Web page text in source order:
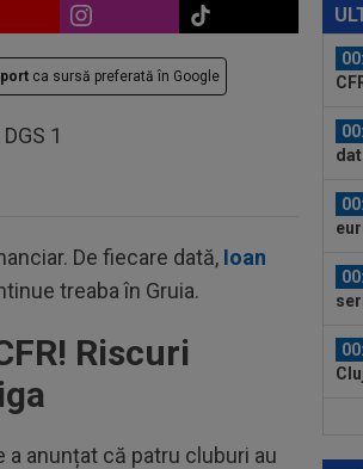
ca sursă preferată în Google
1
De fiecare dată, Ioan
treaba în Gruia.
Riscuri
a anunțat că patru cluburi au
ți